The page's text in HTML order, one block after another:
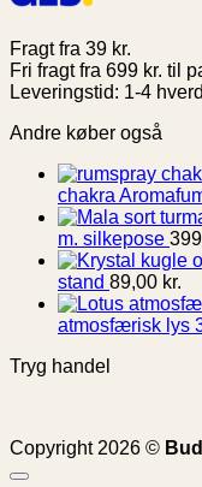
Fragt fra 39 kr.
Fri fragt fra 699 kr. til
Leveringstid: 1-4
Andre køber også
chakra
m. silkepose
stand 89,00 kr.
atmosfærisk lys
Tryg handel
Copyright 2026 ©